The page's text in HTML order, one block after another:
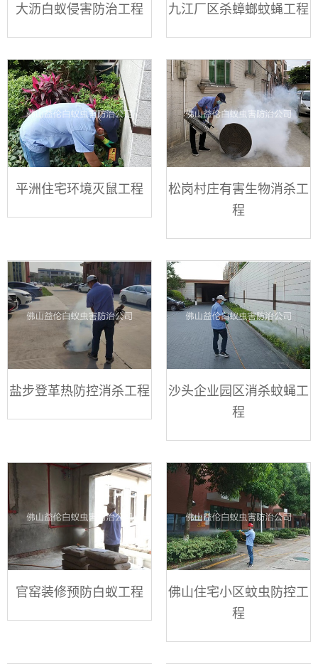
大沥白蚁侵害防治工程 九江厂区杀蟑螂蚊蝇工程
平洲住宅环境灭鼠工程
松岗村庄有害生物消杀工
程
盐步登革热防控消杀工程
沙头企业园区消杀蚊蝇工
程
官窑装修预防白蚁工程
佛山住宅小区蚊虫防控工
程